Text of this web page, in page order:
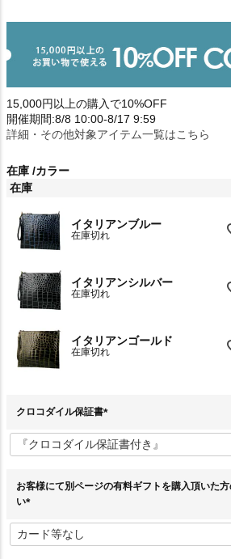
15,000円以上の購入で10%OFF
開催期間:8/8 10:00-8/17 9:59
詳細・その他対象アイテム一覧はこちら
在庫 カラー
在庫
イタリアンブルー
在庫切れ
イタリアンシルバー
在庫切れ
イタリアンゴールド
在庫切れ
クロコダイル保証書
必
須
お客様にて別ページの有料ギフトを購入頂いた
い
必
須